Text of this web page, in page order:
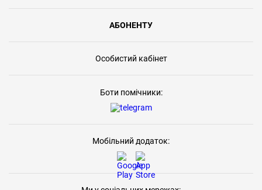
АБОНЕНТУ
Особистий кабінет
Боти помічники:
Мобільний додаток: